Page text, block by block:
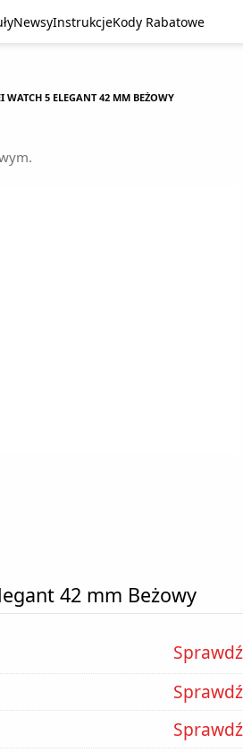
NewsyInstrukcjeKody Rabatowe
WATCH 5 ELEGANT 42 MM BEŻOWY
42 mm Beżowy